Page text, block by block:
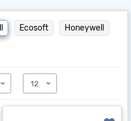
Ecosoft Honeywell